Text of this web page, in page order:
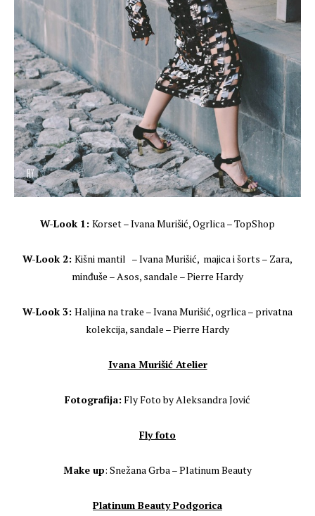
W-Look 1: Korset – Ivana Murišić, Ogrlica – TopShop
W-Look 2: Kišni mantil – Ivana Murišić, majica i šorts – Zara,
minđuše – Asos, sandale – Pierre Hardy
W-Look 3: Haljina na trake – Ivana Murišić, ogrlica – privatna
kolekcija, sandale – Pierre Hardy
Ivana Murišić Atelier
Fotografija: Fly Foto by Aleksandra Jović
Fly foto
Make up: Snežana Grba – Platinum Beauty
Platinum Beauty Podgorica